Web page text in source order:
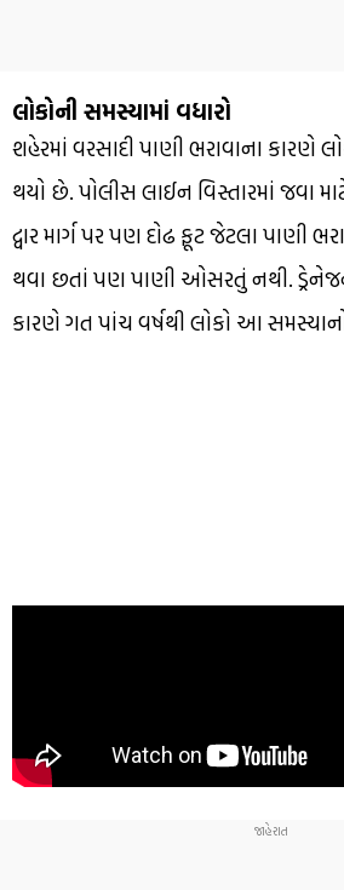
લોકોની સમસ્યામાં વધારો
શહેરમાં વરસાદી પાણી ભરાવાના કારણે
થયો છે. પોલીસ લાઈન વિસ્તારમાં જવા
દ્વાર માર્ગ પર પણ દોઢ ફૂટ જેટલા પાણી
થવા છતાં પણ પાણી ઓસરતું નથી.
કારણે ગત પાંચ વર્ષથી લોકો આ